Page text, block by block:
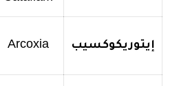
إيتوريكوكسيب Arcoxia